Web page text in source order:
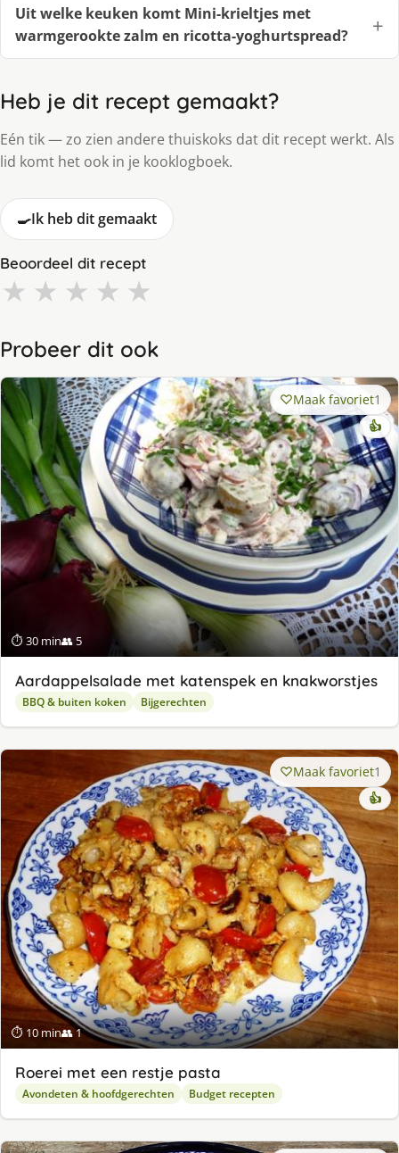
Uit welke keuken komt Mini-krieltjes met
warmgerookte zalm en ricotta-yoghurtspread?
Heb je dit recept gemaakt?
Eén tik — zo zien andere thuiskoks dat dit recept werkt. Als
lid komt het ook in je kooklogboek.
🍳Ik heb dit gemaakt
Beoordeel dit recept
★ ★ ★ ★ ★
Probeer dit ook
⏱ 30 min👥 5
Maak favoriet1
👍
Aardappelsalade met katenspek en knakworstjes
BBQ & buiten koken Bijgerechten
⏱ 10 min👥 1
Maak favoriet1
👍
Roerei met een restje pasta
Avondeten & hoofdgerechten Budget recepten